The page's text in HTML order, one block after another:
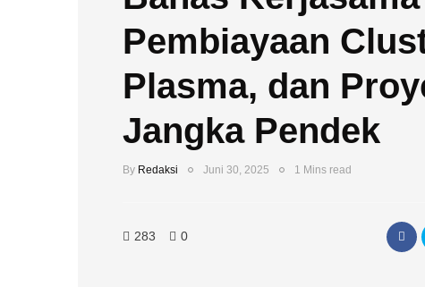
Pembiayaan
Plasma, dan
Jangka Pendek
By Redaksi Juni 30, 2025 1 Mins read
283 0